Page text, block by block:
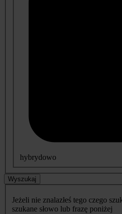
hybrydowo
Wyszukaj
Jeżeli nie znalazłeś tego czego
szukane słowo lub frazę poniżej